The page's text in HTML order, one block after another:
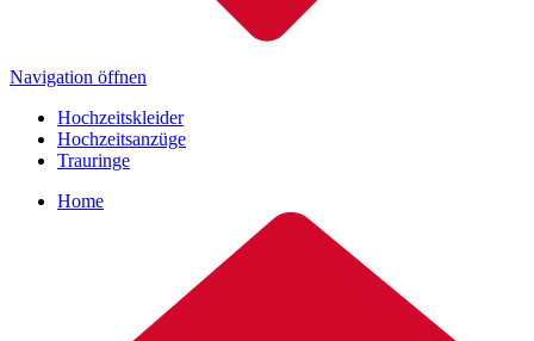
Navigation öffnen
Hochzeitskleider
Hochzeitsanzüge
Trauringe
Home